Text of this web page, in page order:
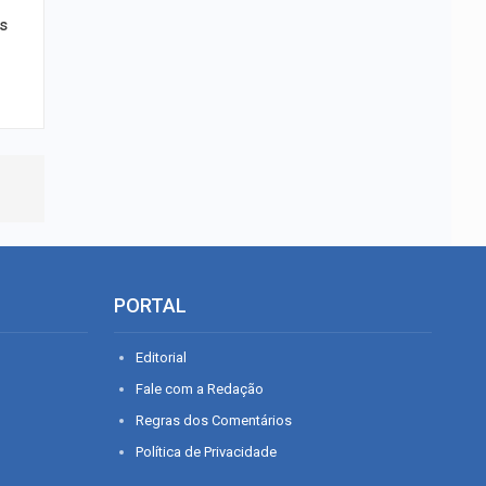
PORTAL
Editorial
Fale com a Redação
Regras dos Comentários
Política de Privacidade